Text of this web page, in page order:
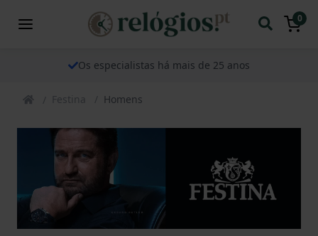
0
Os especialistas há mais de 25 anos
Festina Homens